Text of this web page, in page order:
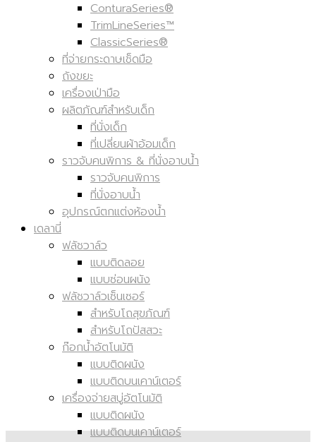
ConturaSeries®
TrimLineSeries™
ClassicSeries®
ที่จ่ายกระดาษเช็ดมือ
ถังขยะ
เครื่องเป่ามือ
ผลิตภัณฑ์สำหรับเด็ก
ที่นั่งเด็ก
ที่เปลี่ยนผ้าอ้อมเด็ก
ราวจับคนพิการ & ที่นั่งอาบน้ำ
ราวจับคนพิการ
ที่นั่งอาบน้ำ
อุปกรณ์ตกแต่งห้องน้ำ
เดลานี่
ฟลัชวาล์ว
แบบติดลอย
แบบซ่อนผนัง
ฟลัชวาล์วเซ็นเซอร์
สำหรับโถสุขภัณฑ์
สำหรับโถปัสสวะ
ก๊อกน้ำอัตโนมัติ
แบบติดผนัง
แบบติดบนเคาน์เตอร์
เครื่องจ่ายสบู่อัตโนมัติ
แบบติดผนัง
แบบติดบนเคาน์เตอร์